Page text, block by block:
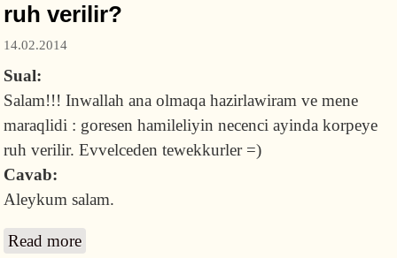
ruh verilir?
14.02.2014
Sual:
Salam!!! Inwallah ana olmaqa hazirlawiram ve mene
maraqlidi : goresen hamileliyin necenci ayinda korpeye
ruh verilir. Evvelceden tewekkurler =)
Cavab:
Aleykum salam.
Read more